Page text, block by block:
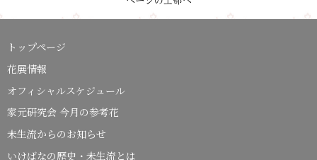
トップページ
花展情報
オフィシャルスケジュール
家元研究会 今月の参考花
未生流からのお知らせ
いけばなの歴史・未生流とは